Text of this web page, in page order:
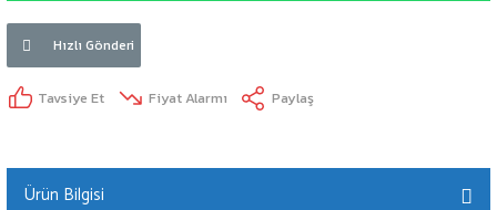
Hızlı Gönderi
Tavsiye Et Fiyat Alarmı Paylaş
Ürün Bilgisi